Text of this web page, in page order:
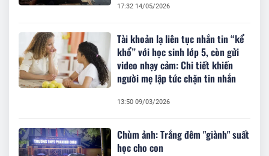
17:32 14/05/2026
Tài khoản lạ liên tục nhắn tin “kể
khổ” với học sinh lớp 5, còn gửi
video nhạy cảm: Chi tiết khiến
người mẹ lập tức chặn tin nhắn
13:50 09/03/2026
Chùm ảnh: Trắng đêm "giành" suất
học cho con